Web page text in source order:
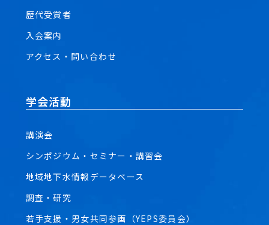
歴代受賞者
入会案内
アクセス・問い合わせ
学会活動
講演会
シンポジウム・セミナー・講習会
地域地下水情報データベース
調査・研究
若手支援・男女共同参画（YEPS委員会）